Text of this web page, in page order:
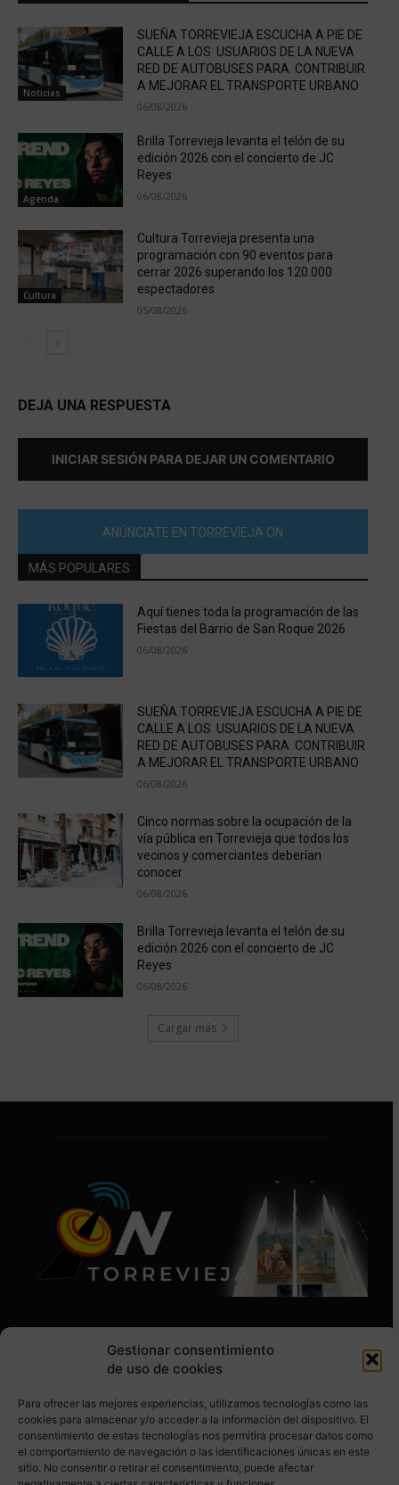
Gestionar consentimiento
de uso de cookies
Para ofrecer las mejores experiencias, utilizamos tecnologías como las
cookies para almacenar y/o acceder a la información del dispositivo. El
consentimiento de estas tecnologías nos permitirá procesar datos como
el comportamiento de navegación o las identificaciones únicas en este
sitio. No consentir o retirar el consentimiento, puede afectar
Noticias
SUEÑA TORREVIEJA ESCUCHA A PIE DE
CALLE A LOS USUARIOS DE LA NUEVA
RED DE AUTOBUSES PARA CONTRIBUIR
A MEJORAR EL TRANSPORTE URBANO
06/08/2026
Agenda
Brilla Torrevieja levanta el telón de su
edición 2026 con el concierto de JC
Reyes
06/08/2026
Cultura
Cultura Torrevieja presenta una
programación con 90 eventos para
cerrar 2026 superando los 120.000
espectadores
05/08/2026
DEJA UNA RESPUESTA
INICIAR SESIÓN PARA DEJAR UN COMENTARIO
ANÚNCIATE EN TORREVIEJA ON
MÁS POPULARES
Aquí tienes toda la programación de las
Fiestas del Barrio de San Roque 2026
06/08/2026
SUEÑA TORREVIEJA ESCUCHA A PIE DE
CALLE A LOS USUARIOS DE LA NUEVA
RED DE AUTOBUSES PARA CONTRIBUIR
A MEJORAR EL TRANSPORTE URBANO
06/08/2026
Cinco normas sobre la ocupación de la
vía pública en Torrevieja que todos los
vecinos y comerciantes deberían
conocer
06/08/2026
Brilla Torrevieja levanta el telón de su
edición 2026 con el concierto de JC
Reyes
06/08/2026
Cargar más
SÍGUENOS EN REDES SOCIALES